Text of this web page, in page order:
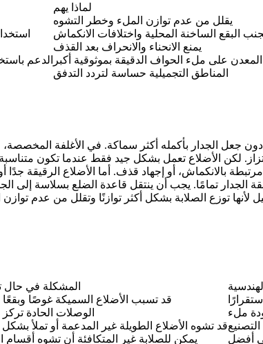
لماذا يهم
يقلل من عدم توازن الملء وخطر التشوه
البقع الساخنة المحلية واختلافات الانكماش
يمنع الانحناء والانحراف بعد القذف
الدعم على ملء الحواف الدقيقة بموثوقية أكبر
المناطق التجميلية حساسة لتردد التدفق
جعل الجدار بأكمله أكثر سماكة. في الأغلفة المخصصة،
لكن الأضلاع تعمل بشكل جيد فقط عندما تكون
الجدار تمامًا. يجب أن ينتقل قاعدة الضلع بسلاسة
لأنها توزع الصلابة بشكل أكثر توازنًا وتقلل من عدم
المشكلة في حال
قد تسبب الأضلاع السميكة غوصًا
الوصلات الحادة تركز
ملء
قد تشوه الأضلاع الطويلة غير المدعمة أو تملأ
يمكن للصلابة غير المتكافئة أن تشوه أقسام
أفضل